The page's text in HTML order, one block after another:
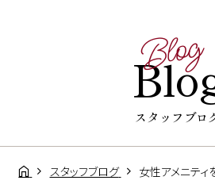
Blog
スタッフブロ
スタッフブログ 女性アメニティ